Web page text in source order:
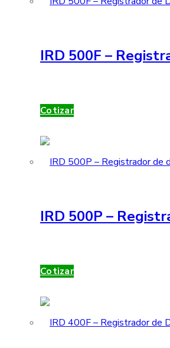
IRD 500F –
Cotizar
IRD 500P –
Cotizar